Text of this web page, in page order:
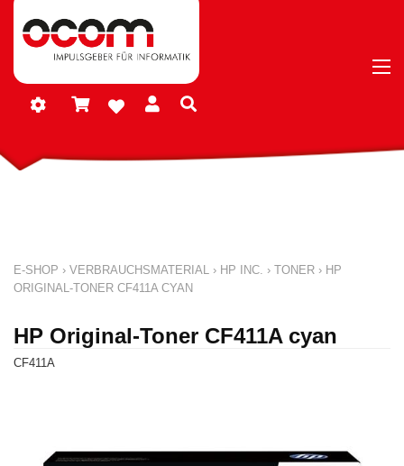
E-SHOP › VERBRAUCHSMATERIAL › HP INC. › TONER › HP
ORIGINAL-TONER CF411A CYAN
HP Original-Toner CF411A cyan
CF411A